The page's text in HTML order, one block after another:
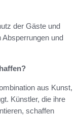
der Gäste und
und
aus Kunst,
Künstler, die ihre
schaffen